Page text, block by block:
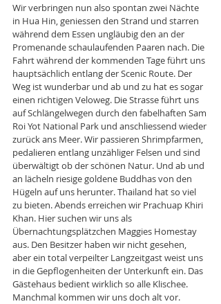
Wir verbringen nun also spontan zwei Nächte
in Hua Hin, geniessen den Strand und starren
während dem Essen ungläubig den an der
Promenande schaulaufenden Paaren nach. Die
Fahrt während der kommenden Tage führt uns
hauptsächlich entlang der Scenic Route. Der
Weg ist wunderbar und ab und zu hat es sogar
einen richtigen Veloweg. Die Strasse führt uns
auf Schlängelwegen durch den fabelhaften Sam
Roi Yot National Park und anschliessend wieder
zurück ans Meer. Wir passieren Shrimpfarmen,
pedalieren entlang unzähliger Felsen und sind
überwältigt ob der schönen Natur. Und ab und
an lächeln riesige goldene Buddhas von den
Hügeln auf uns herunter. Thailand hat so viel
zu bieten. Abends erreichen wir Prachuap Khiri
Khan. Hier suchen wir uns als
Übernachtungsplätzchen Maggies Homestay
aus. Den Besitzer haben wir nicht gesehen,
aber ein total verpeilter Langzeitgast weist uns
in die Gepflogenheiten der Unterkunft ein. Das
Gästehaus bedient wirklich so alle Klischee.
Manchmal kommen wir uns doch alt vor.